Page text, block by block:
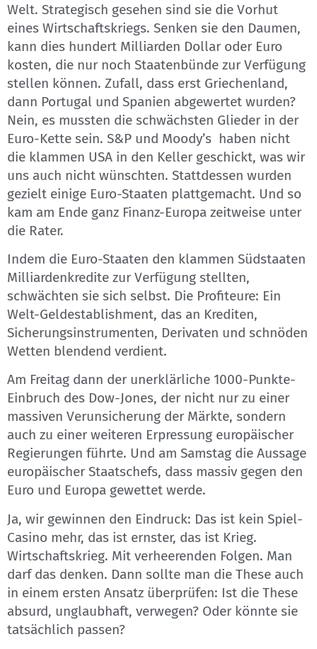
Welt. Strategisch gesehen sind sie die Vorhut
eines Wirtschaftskriegs. Senken sie den Daumen,
kann dies hundert Milliarden Dollar oder Euro
kosten, die nur noch Staatenbünde zur Verfügung
stellen können. Zufall, dass erst Griechenland,
dann Portugal und Spanien abgewertet wurden?
Nein, es mussten die schwächsten Glieder in der
Euro-Kette sein. S&P und Moody’s haben nicht
die klammen USA in den Keller geschickt, was wir
uns auch nicht wünschten. Stattdessen wurden
gezielt einige Euro-Staaten plattgemacht. Und so
kam am Ende ganz Finanz-Europa zeitweise unter
die Rater.
Indem die Euro-Staaten den klammen Südstaaten
Milliardenkredite zur Verfügung stellten,
schwächten sie sich selbst. Die Profiteure: Ein
Welt-Geldestablishment, das an Krediten,
Sicherungsinstrumenten, Derivaten und schnöden
Wetten blendend verdient.
Am Freitag dann der unerklärliche 1000-Punkte-
Einbruch des Dow-Jones, der nicht nur zu einer
massiven Verunsicherung der Märkte, sondern
auch zu einer weiteren Erpressung europäischer
Regierungen führte. Und am Samstag die Aussage
europäischer Staatschefs, dass massiv gegen den
Euro und Europa gewettet werde.
Ja, wir gewinnen den Eindruck: Das ist kein Spiel-
Casino mehr, das ist ernster, das ist Krieg.
Wirtschaftskrieg. Mit verheerenden Folgen. Man
darf das denken. Dann sollte man die These auch
in einem ersten Ansatz überprüfen: Ist die These
absurd, unglaubhaft, verwegen? Oder könnte sie
tatsächlich passen?